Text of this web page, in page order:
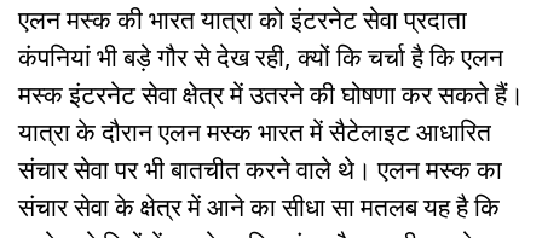
एलन मस्क की भारत यात्रा को इंटरनेट सेवा प्रदाता
कंपनियां भी बड़े गौर से देख रही, क्यों कि चर्चा है कि एलन
मस्क इंटरनेट सेवा क्षेत्र में उतरने की घोषणा कर सकते हैं।
यात्रा के दौरान एलन मस्क भारत में सैटेलाइट आधारित
संचार सेवा पर भी बातचीत करने वाले थे। एलन मस्क का
संचार सेवा के क्षेत्र में आने का सीधा सा मतलब यह है कि